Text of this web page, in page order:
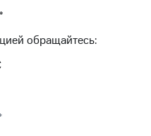
обращайтесь: